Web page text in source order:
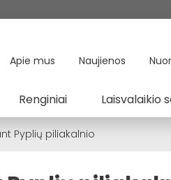
Apie mus Naujienos
Renginiai Laisvalaikio
Pyplių piliakalnio